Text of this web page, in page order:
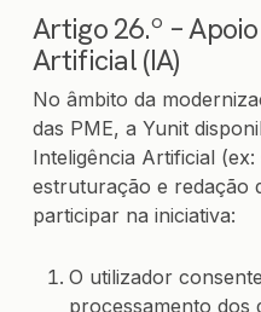
Artigo 26.º –
Artificial (IA)
No âmbito da
das PME, a Yunit
Inteligência Artificial
estruturação e redação
participar na iniciativa:
O utilizador
processamento dos